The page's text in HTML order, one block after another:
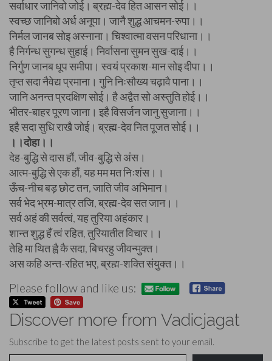
सर्वाधार जानिवो जोई। ब्रह्म-देव हित आसन सोई।।
स्वच्छ जानिबो अर्ध अनूपा। जानै शुद्ध आचमन-रुपा।।
निर्मल जानब सोइ अस्नाना। चिश्वात्मा वसन परिधाना।।
है निर्गन्ध सुगन्ध सुहाई। निर्वासना सुमन सुख-दाई।।
निर्गुण जानब धूप समीपा। स्वयं प्रकाश-मान सोइ दीपा।।
तृप्त सदा नैवेद्य प्रमाना। गुनि निःसौख्य चढ़ावै पाना।।
जानि अनन्त प्रदक्षिण सोई। है अद्वैत सो अस्तुति होई।।
भीतर-बाहर पूरण जाना। इहै विसर्जन जानु सुजाना।।
इहै सदा सुधि राखै जोई। ब्रह्म-देव नित पूजत सोई।।
।।दोहा।।
देह-बुद्धि से दास हौं, जीव-बुद्धि से अंस।
आत्म-बुद्धि से एक हौं, यह मम मत निःशंस।।
ऊँच-नीच बड़ छोट तन, जाति जीव अभिमान।
सर्व भेद भ्रम-मात्र तजि, ब्रह्म-देव सत जान।।
सर्व अहं की सर्वत्वं, यह तुरिया अहंकार।
शान्त शुद्ध हँ त्वं रहित, तुरियातीत विचार।।
तेहि मा थित ह्वै कै सदा, बिचरहु जीवन्मुक्त।
अस कहि अन्त-रहित भए, ब्रह्म-शक्ति संयुक्त।।
Please follow and like us:
Discover more from Vadicjagat
Subscribe to get the latest posts sent to your email.
Type your email…